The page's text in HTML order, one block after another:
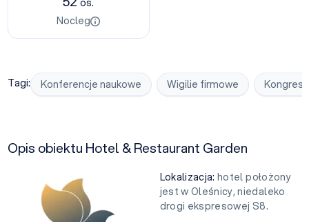
Nocleg
Tagi: Konferencje naukowe Wigilie firmowe Kongresy
Opis obiektu Hotel & Restaurant Garden
Lokalizacja: hotel położony
jest w Oleśnicy, niedaleko
drogi ekspresowej S8.